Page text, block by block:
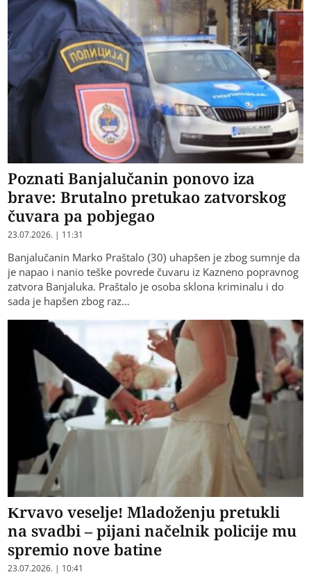
Poznati Banjalučanin ponovo iza
brave: Brutalno pretukao zatvorskog
čuvara pa pobjegao
23.07.2026. | 11:31
Banjalučanin Marko Praštalo (30) uhapšen je zbog sumnje da
je napao i nanio teške povrede čuvaru iz Kazneno popravnog
zatvora Banjaluka. Praštalo je osoba sklona kriminalu i do
sada je hapšen zbog raz…
Krvavo veselje! Mladoženju pretukli
na svadbi – pijani načelnik policije mu
spremio nove batine
23.07.2026. | 10:41